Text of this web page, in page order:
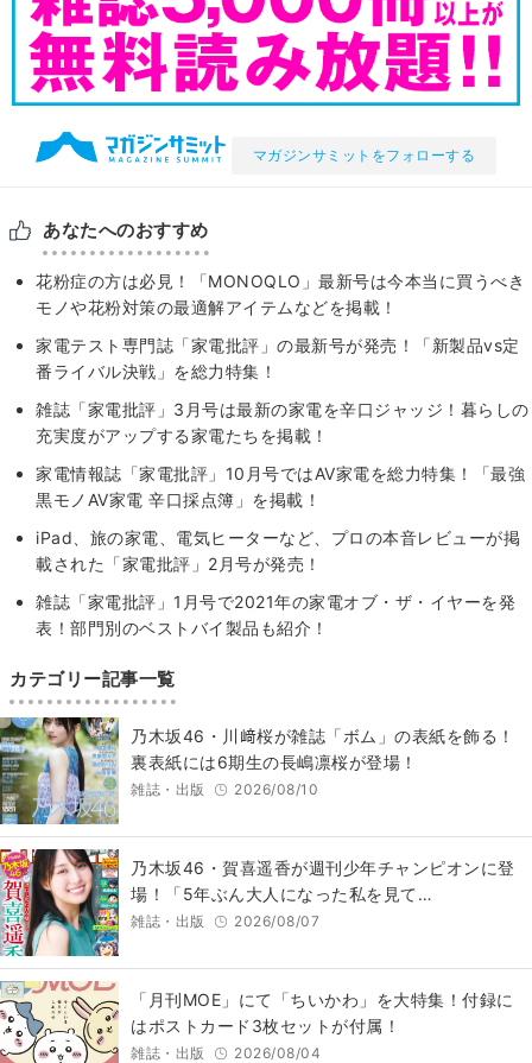
マガジンサミットをフォローする
あなたへのおすすめ
花粉症の方は必見！「MONOQLO」最新号は今本当に買うべき
モノや花粉対策の最適解アイテムなどを掲載！
家電テスト専門誌「家電批評」の最新号が発売！「新製品vs定
番ライバル決戦」を総力特集！
雑誌「家電批評」3月号は最新の家電を辛口ジャッジ！暮らしの
充実度がアップする家電たちを掲載！
家電情報誌「家電批評」10月号ではAV家電を総力特集！「最強
黒モノAV家電 辛口採点簿」を掲載！
iPad、旅の家電、電気ヒーターなど、プロの本音レビューが掲
載された「家電批評」2月号が発売！
雑誌「家電批評」1月号で2021年の家電オブ・ザ・イヤーを発
表！部門別のベストバイ製品も紹介！
カテゴリー記事一覧
乃木坂46・川﨑桜が雑誌「ボム」の表紙を飾る！
裏表紙には6期生の長嶋凛桜が登場！
雑誌・出版 2026/08/10
乃木坂46・賀喜遥香が週刊少年チャンピオンに登
場！「5年ぶん大人になった私を見て…
雑誌・出版 2026/08/07
「月刊MOE」にて「ちいかわ」を大特集！付録に
はポストカード3枚セットが付属！
雑誌・出版 2026/08/04